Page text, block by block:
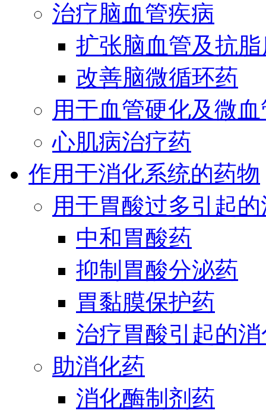
治疗脑血管疾病
扩张脑血管及抗
改善脑微循环药
用于血管硬化及微
心肌病治疗药
作用于消化系统的药物
用于胃酸过多引起
中和胃酸药
抑制胃酸分泌药
胃黏膜保护药
治疗胃酸引起的
助消化药
消化酶制剂药